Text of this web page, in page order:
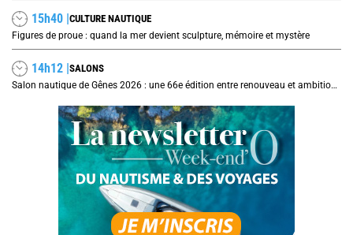
15h40 |CULTURE NAUTIQUE
Figures de proue : quand la mer devient sculpture, mémoire et mystère
14h12 |SALONS
Salon nautique de Gênes 2026 : une 66e édition entre renouveau et ambitions internationales